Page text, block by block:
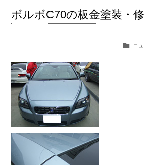
Works
Contact/Access
ボルボC70の板金塗装・
ニ